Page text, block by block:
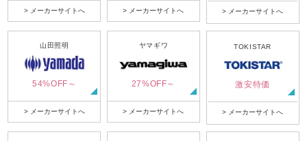
> メーカーサイトへ > メーカーサイトへ > メーカーサイトへ
山田照明
54%OFF～
> メーカーサイトへ
ヤマギワ
27%OFF～
> メーカーサイトへ
TOKISTAR
激安特価
> メーカーサイトへ